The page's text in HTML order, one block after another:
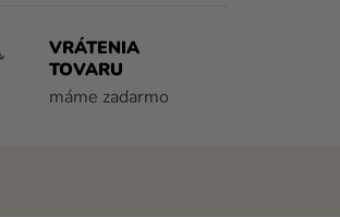
VRÁTENIA
TOVARU
máme zadarmo